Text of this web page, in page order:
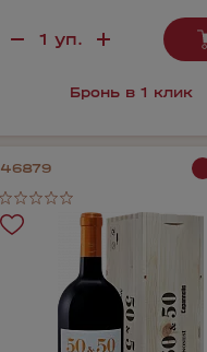
Бронь в 1 клик
46879